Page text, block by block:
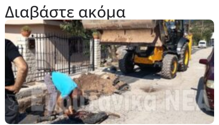
Διαβάστε ακόμα